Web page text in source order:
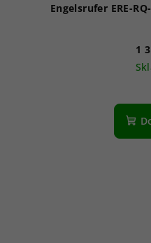
Engelsrufer ERE-
1